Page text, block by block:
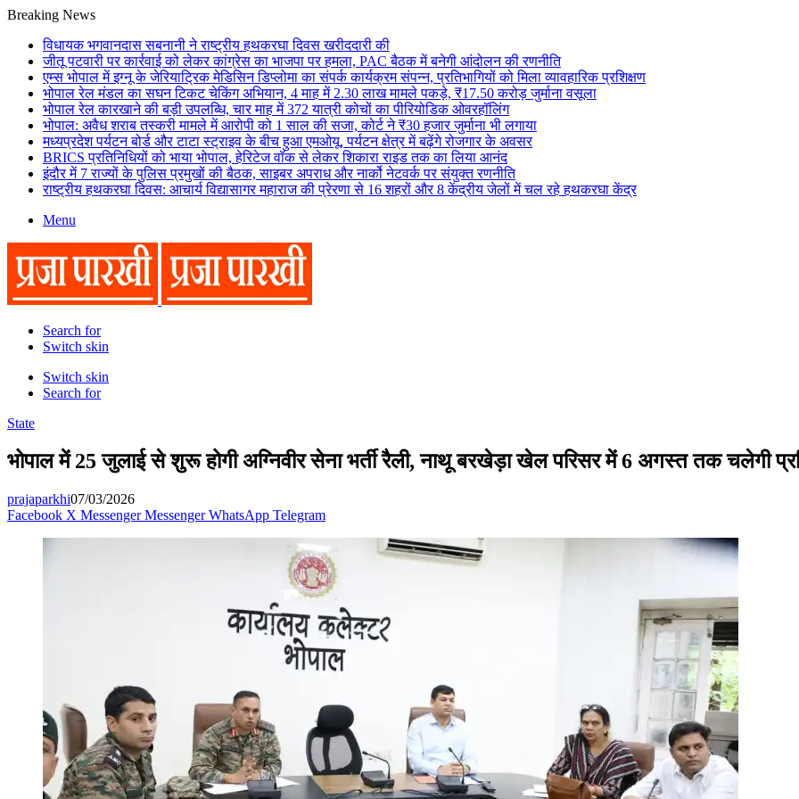
Breaking News
विधायक भगवानदास सबनानी ने राष्ट्रीय हथकरघा दिवस खरीददारी की
जीतू पटवारी पर कार्रवाई को लेकर कांग्रेस का भाजपा पर हमला, PAC बैठक में बनेगी आंदोलन की रणनीति
एम्स भोपाल में इग्नू के जेरियाट्रिक मेडिसिन डिप्लोमा का संपर्क कार्यक्रम संपन्न, प्रतिभागियों को मिला व्यावहारिक प्रशिक्षण
भोपाल रेल मंडल का सघन टिकट चेकिंग अभियान, 4 माह में 2.30 लाख मामले पकड़े, ₹17.50 करोड़ जुर्माना वसूला
भोपाल रेल कारखाने की बड़ी उपलब्धि, चार माह में 372 यात्री कोचों का पीरियोडिक ओवरहॉलिंग
भोपाल: अवैध शराब तस्करी मामले में आरोपी को 1 साल की सजा, कोर्ट ने ₹30 हजार जुर्माना भी लगाया
मध्यप्रदेश पर्यटन बोर्ड और टाटा स्ट्राइव के बीच हुआ एमओयू, पर्यटन क्षेत्र में बढ़ेंगे रोजगार के अवसर
BRICS प्रतिनिधियों को भाया भोपाल, हेरिटेज वॉक से लेकर शिकारा राइड तक का लिया आनंद
इंदौर में 7 राज्यों के पुलिस प्रमुखों की बैठक, साइबर अपराध और नार्को नेटवर्क पर संयुक्त रणनीति
राष्ट्रीय हथकरघा दिवस: आचार्य विद्यासागर महाराज की प्रेरणा से 16 शहरों और 8 केंद्रीय जेलों में चल रहे हथकरघा केंद्र
Menu
Search for
Switch skin
Switch skin
Search for
State
भोपाल में 25 जुलाई से शुरू होगी अग्निवीर सेना भर्ती रैली, नाथू बरखेड़ा खेल परिसर में 6 अगस्त तक चलेगी
prajaparkhi07/03/2026
Facebook X Messenger Messenger WhatsApp Telegram